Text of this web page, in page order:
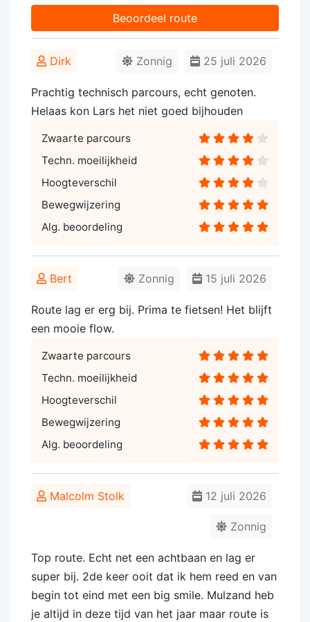
Beoordeel route
Dirk 25 juli 2026
Zonnig
Prachtig technisch parcours, echt genoten.
Helaas kon Lars het niet goed bijhouden
Zwaarte parcours
Techn. moeilijkheid
Hoogteverschil
Bewegwijzering
Alg. beoordeling
Bert 15 juli 2026
Zonnig
Route lag er erg bij. Prima te fietsen! Het blijft
een mooie flow.
Zwaarte parcours
Techn. moeilijkheid
Hoogteverschil
Bewegwijzering
Alg. beoordeling
Malcolm Stolk 12 juli 2026
Zonnig
Top route. Echt net een achtbaan en lag er
super bij. 2de keer ooit dat ik hem reed en van
begin tot eind met een big smile. Mulzand heb
je altijd in deze tijd van het jaar maar route is